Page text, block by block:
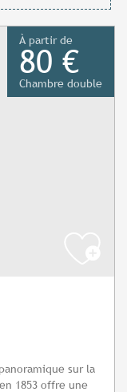
À partir de
80 €
Chambre double
sur la
1853 offre une